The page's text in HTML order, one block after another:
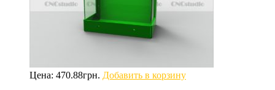
Цена: 470.88грн. Добавить в корзину